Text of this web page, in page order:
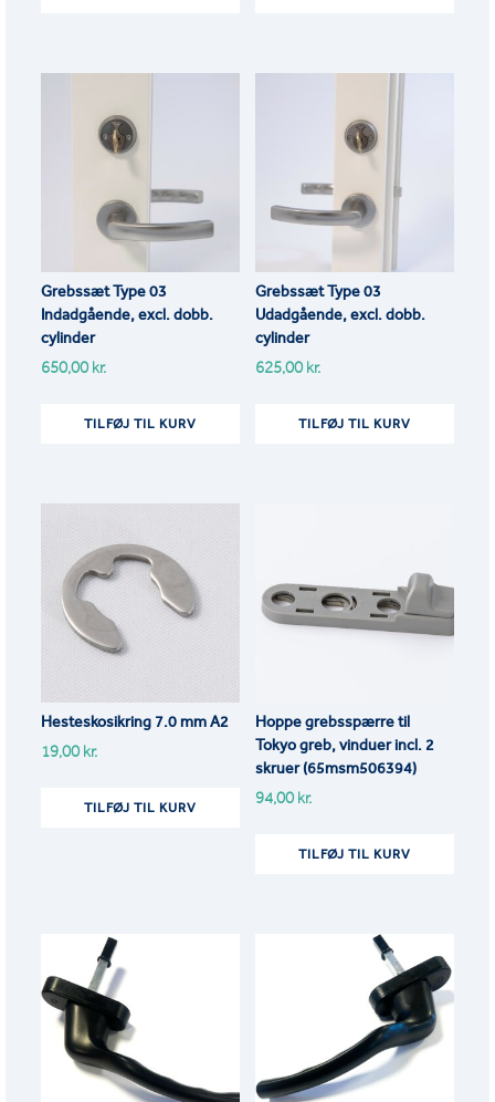
Grebssæt Type 03
Indadgående, excl. dobb.
cylinder
650,00kr.
TILFØJ TIL KURV
Grebssæt Type 03
Udadgående, excl. dobb.
cylinder
625,00kr.
TILFØJ TIL KURV
Hesteskosikring 7.0 mm A2
19,00kr.
TILFØJ TIL KURV
Hoppe grebsspærre til
Tokyo greb, vinduer incl. 2
skruer (65msm506394)
94,00kr.
TILFØJ TIL KURV